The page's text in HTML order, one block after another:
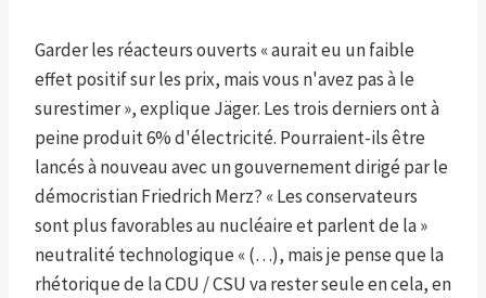
Garder les réacteurs ouverts « aurait eu un faible
effet positif sur les prix, mais vous n'avez pas à le
surestimer », explique Jäger. Les trois derniers ont à
peine produit 6% d'électricité. Pourraient-ils être
lancés à nouveau avec un gouvernement dirigé par le
démocristian Friedrich Merz? « Les conservateurs
sont plus favorables au nucléaire et parlent de la »
neutralité technologique « (…), mais je pense que la
rhétorique de la CDU / CSU va rester seule en cela, en